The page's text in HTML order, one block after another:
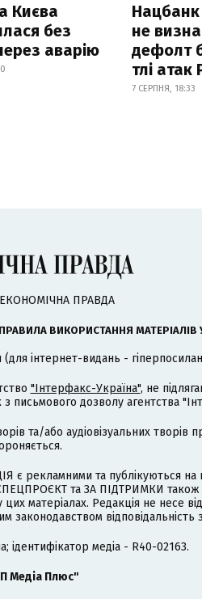
Києва
без
аварію
не
дефолт
тлі
7 СЕРПНЯ, 18:33
ПРАВДА
ПРАВИЛА ВИКОРИСТАННЯ МАТЕРІАЛІВ
інтернет-видань -
"Інтерфакс-Україна", не
дозволу агентства
та/або аудіовізуальних
рекламними та публікуються на
та ЗА ПІДТРИМКИ
матеріалах. Редакція не несе
законодавством
ідентифікатор медіа - R40-02163.
Медіа Плюс"